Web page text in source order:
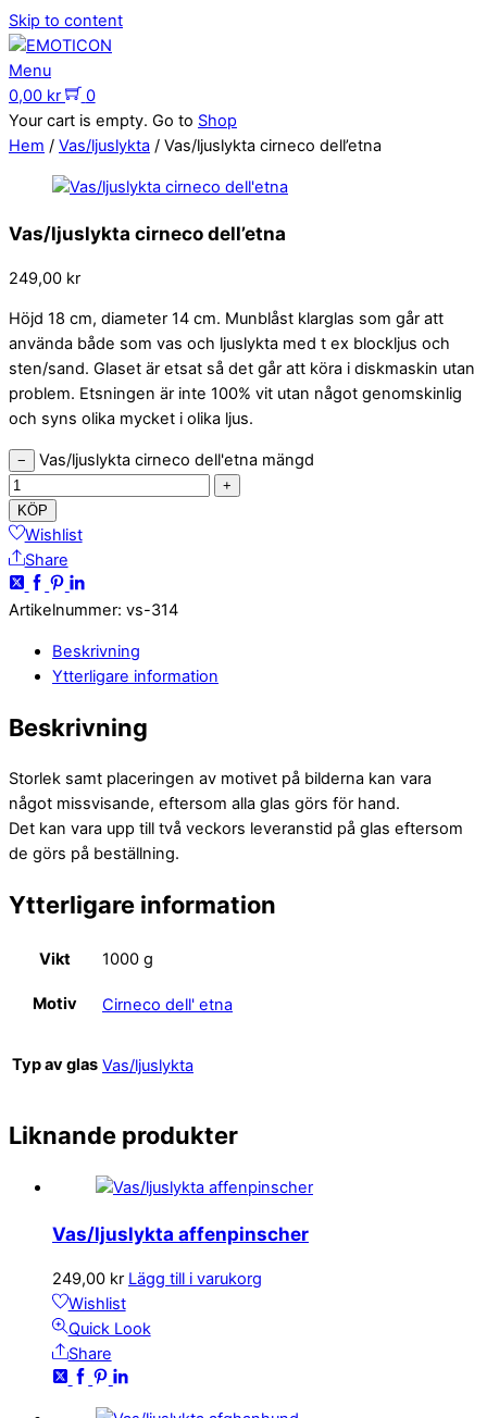
Skip to content
Menu
0,00 kr
0
Your cart is empty. Go to Shop
Hem / Vas/ljuslykta / Vas/ljuslykta cirneco dell’etna
Vas/ljuslykta cirneco dell’etna
249,00 kr
Höjd 18 cm, diameter 14 cm. Munblåst klarglas som går att
använda både som vas och ljuslykta med t ex blockljus och
sten/sand. Glaset är etsat så det går att köra i diskmaskin utan
problem. Etsningen är inte 100% vit utan något genomskinlig
och syns olika mycket i olika ljus.
− Vas/ljuslykta cirneco dell'etna mängd
+
KÖP
Wishlist
Share
Artikelnummer: vs-314
Beskrivning
Ytterligare information
Beskrivning
Storlek samt placeringen av motivet på bilderna kan vara
något missvisande, eftersom alla glas görs för hand.
Det kan vara upp till två veckors leveranstid på glas eftersom
de görs på beställning.
Ytterligare information
Vikt 1000 g
Motiv Cirneco dell' etna
Typ av glas Vas/ljuslykta
Liknande produkter
Vas/ljuslykta affenpinscher
249,00 kr Lägg till i varukorg
Wishlist
Quick Look
Share